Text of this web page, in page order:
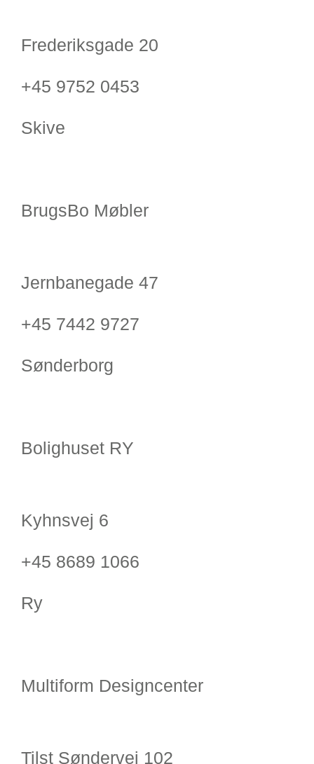
Frederiksgade 20
+45 9752 0453
Skive
BrugsBo Møbler
Jernbanegade 47
+45 7442 9727
Sønderborg
Bolighuset RY
Kyhnsvej 6
+45 8689 1066
Ry
Multiform Designcenter
Tilst Søndervej 102